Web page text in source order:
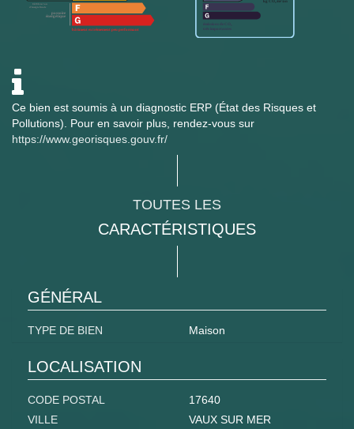
Ce bien est soumis à un diagnostic ERP (État des Risques et
Pollutions). Pour en savoir plus, rendez-vous sur
https://www.georisques.gouv.fr/
TOUTES LES
CARACTÉRISTIQUES
GÉNÉRAL
TYPE DE BIEN Maison
LOCALISATION
CODE POSTAL
17640
VILLE
VAUX SUR MER